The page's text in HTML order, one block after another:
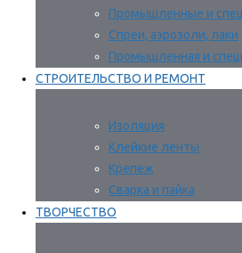
Промышленные и
Спреи, аэрозоли, лаки
Промышленная и
СТРОИТЕЛЬСТВО И РЕМОНТ
Изоляция
Клейкие ленты
Крепеж
Сварка и пайка
ТВОРЧЕСТВО